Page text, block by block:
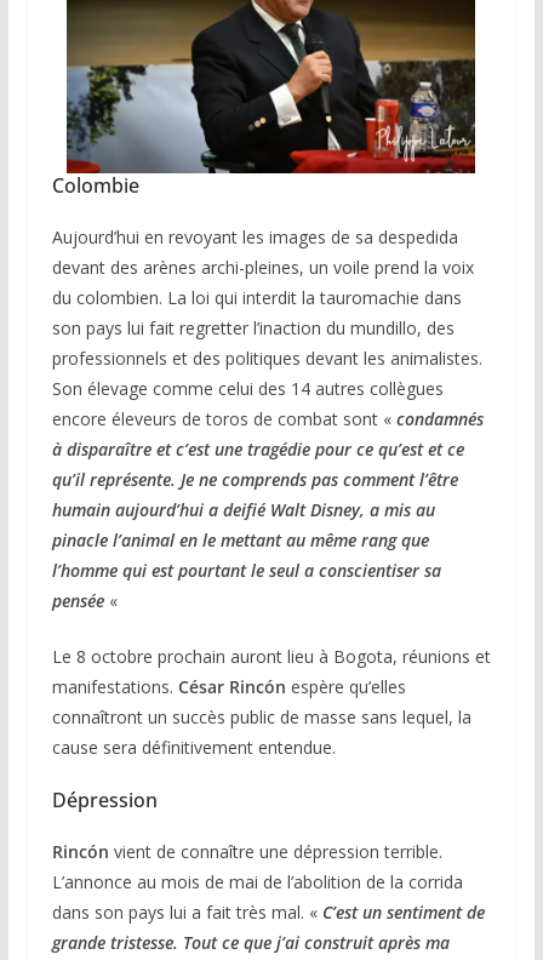
Colombie
Aujourd’hui en revoyant les images de sa despedida
devant des arènes archi-pleines, un voile prend la voix
du colombien. La loi qui interdit la tauromachie dans
son pays lui fait regretter l’inaction du mundillo, des
professionnels et des politiques devant les animalistes.
Son élevage comme celui des 14 autres collègues
encore éleveurs de toros de combat sont « condamnés
à disparaître et c’est une tragédie pour ce qu’est et ce
qu’il représente. Je ne comprends pas comment l’être
humain aujourd’hui a deifié Walt Disney, a mis au
pinacle l’animal en le mettant au même rang que
l’homme qui est pourtant le seul a conscientiser sa
pensée«
Le 8 octobre prochain auront lieu à Bogota, réunions et
manifestations. César Rincón espère qu’elles
connaîtront un succès public de masse sans lequel, la
cause sera définitivement entendue.
Dépression
Rincón vient de connaître une dépression terrible.
L’annonce au mois de mai de l’abolition de la corrida
dans son pays lui a fait très mal. « C’est un sentiment de
grande tristesse. Tout ce que j’ai construit après ma